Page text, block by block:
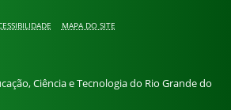
MAPA DO SITE
Ciência e Tecnologia do Rio Grande do